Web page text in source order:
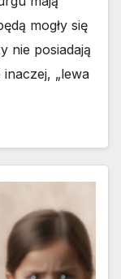
mogły się
nie posiadają
„lewa